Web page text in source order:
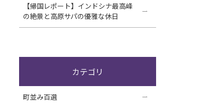
【帰国レポート】インドシナ最高峰
の絶景と高原サパの優雅な休日
カテゴリ
町並み百選